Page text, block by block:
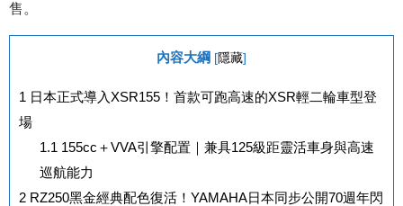
售。
內容大綱 [隱藏]
1 日本正式導入XSR155！首款可跑高速的XSR輕二輪車型登
場
1.1 155cc＋VVA引擎配置｜兼具125級距靈活車身與高速
巡航能力
2 RZ250黑金經典配色復活！YAMAHA日本同步公開70週年閃